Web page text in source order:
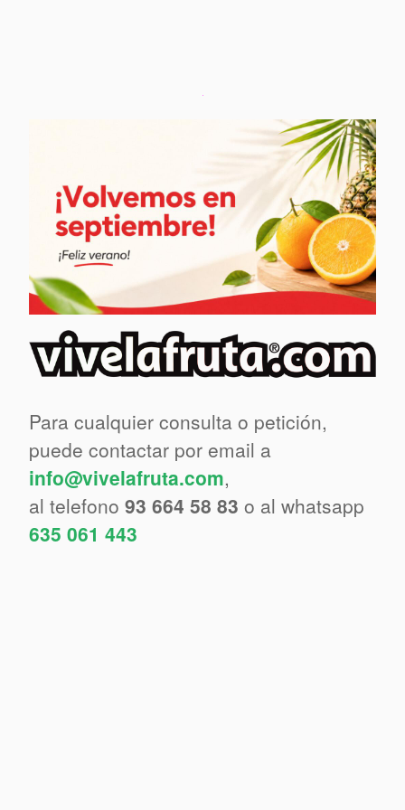
Para cualquier consulta o petición,
puede contactar por email a
info@vivelafruta.com,
al telefono 93 664 58 83 o al whatsapp
635 061 443